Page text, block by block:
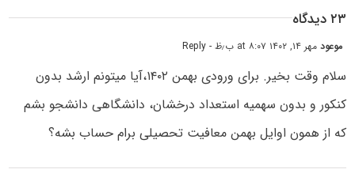
۲۳ دیدگاه
موعودمهر ۱۴, ۱۴۰۲ at ۸:۰۷ ب٫ظ - Reply
سلام وقت بخیر. برای ورودی بهمن ۱۴۰۲،آیا میتونم ارشد بدون
کنکور و بدون سهمیه استعداد درخشان، دانشگاهی دانشجو بشم
که از همون اوایل بهمن معافیت تحصیلی برام حساب بشه؟